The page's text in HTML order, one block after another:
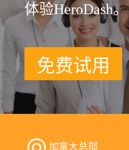
体验HeroDash。
免费试用
加拿大总部